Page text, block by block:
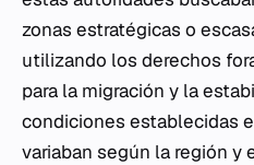
zonas estratégicas o
utilizando los derechos
para la migración y la
condiciones establecidas
variaban según la región y